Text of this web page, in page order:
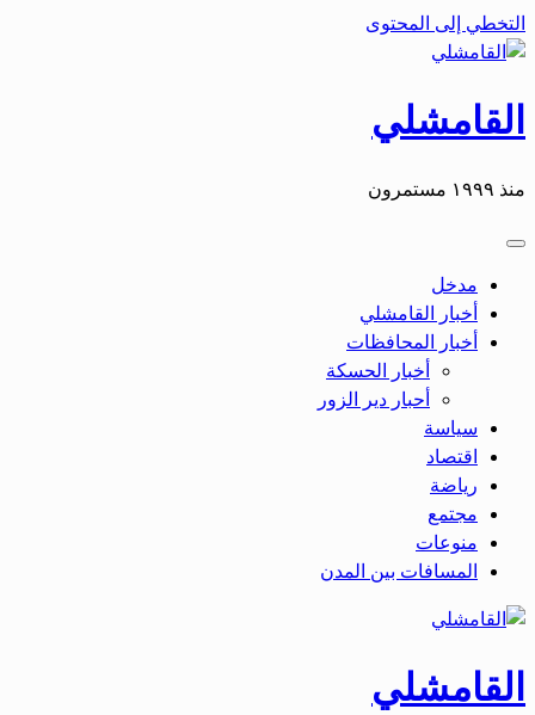
التخطي إلى المحتوى
القامشلي
منذ ١٩٩٩ مستمرون
مدخل
أخبار القامشلي
أخبار المحافظات
أخبار الحسكة
أحبار دير الزور
سياسة
اقتصاد
رياضة
مجتمع
منوعات
المسافات بين المدن
القامشلي